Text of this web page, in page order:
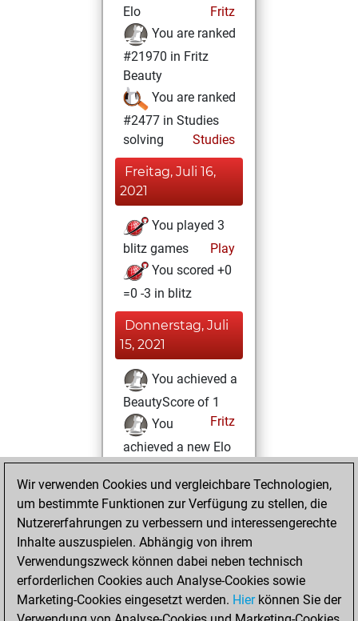
Elo
Fritz
You are ranked
#21970 in Fritz
Beauty
You are ranked
#2477 in Studies
solving
Studies
Freitag, Juli 16,
2021
You played 3
blitz games
Play
You scored +0
=0 -3 in blitz
Donnerstag, Juli
15, 2021
You achieved a
BeautyScore of 1
Fritz
You
achieved a new Elo
of 1557
Mittwoch, Juni 9,
2021
You created
your Studies account
Studies
Freitag,
Wir verwenden Cookies und vergleichbare Technologien,
um bestimmte Funktionen zur Verfügung zu stellen, die
Nutzererfahrungen zu verbessern und interessengerechte
Inhalte auszuspielen. Abhängig von ihrem
Verwendungszweck können dabei neben technisch
erforderlichen Cookies auch Analyse-Cookies sowie
Marketing-Cookies eingesetzt werden. Hierkönnen Sie der